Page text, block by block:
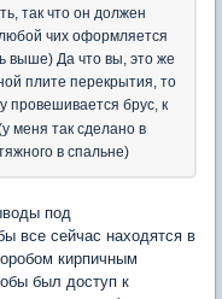
так что он должен
чих оформляется
выше) Да что вы, это же
плите перекрытия, то
провешивается брус, к
меня так сделано в
в спальне)
под
все сейчас находятся в
кирпичным
был доступ к